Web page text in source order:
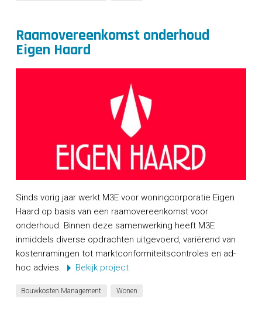
Raamovereenkomst onderhoud
Eigen Haard
Sinds vorig jaar werkt M3E voor woningcorporatie Eigen
Haard op basis van een raamovereenkomst voor
onderhoud. Binnen deze samenwerking heeft M3E
inmiddels diverse opdrachten uitgevoerd, variërend van
kostenramingen tot marktconformiteitscontroles en ad-
hoc advies.
Bekijk project
Bouwkosten Management Wonen